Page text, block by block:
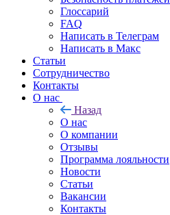
Глоссарий
FAQ
Написать в Телеграм
Написать в Макс
Статьи
Сотрудничество
Контакты
О нас
Назад
О нас
О компании
Отзывы
Программа лояльности
Новости
Статьи
Вакансии
Контакты